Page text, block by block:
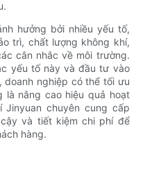
hưởng bởi nhiều yếu tố,
trì, chất lượng không khí,
cân nhắc về môi trường.
yếu tố này và đầu tư vào
nghiệp có thể tối ưu
là nâng cao hiệu quả hoạt
Jinyuan chuyên cung cấp
và tiết kiệm chi phí để
hàng.